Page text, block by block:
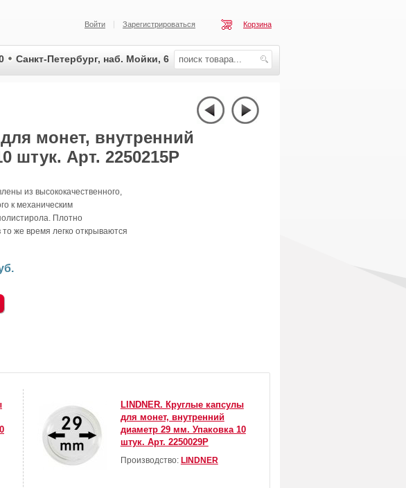
Корзина
Зарегистрироваться
Войти
Санкт-Петербург, наб. Мойки, 6
монет, внутренний
штук. Арт. 2250215P
из высококачественного,
к механическим
Плотно
же время легко открываются
LINDNER. Круглые капсулы
для монет, внутренний
диаметр 29 мм. Упаковка 10
штук. Арт. 2250029P
Производство: LINDNER